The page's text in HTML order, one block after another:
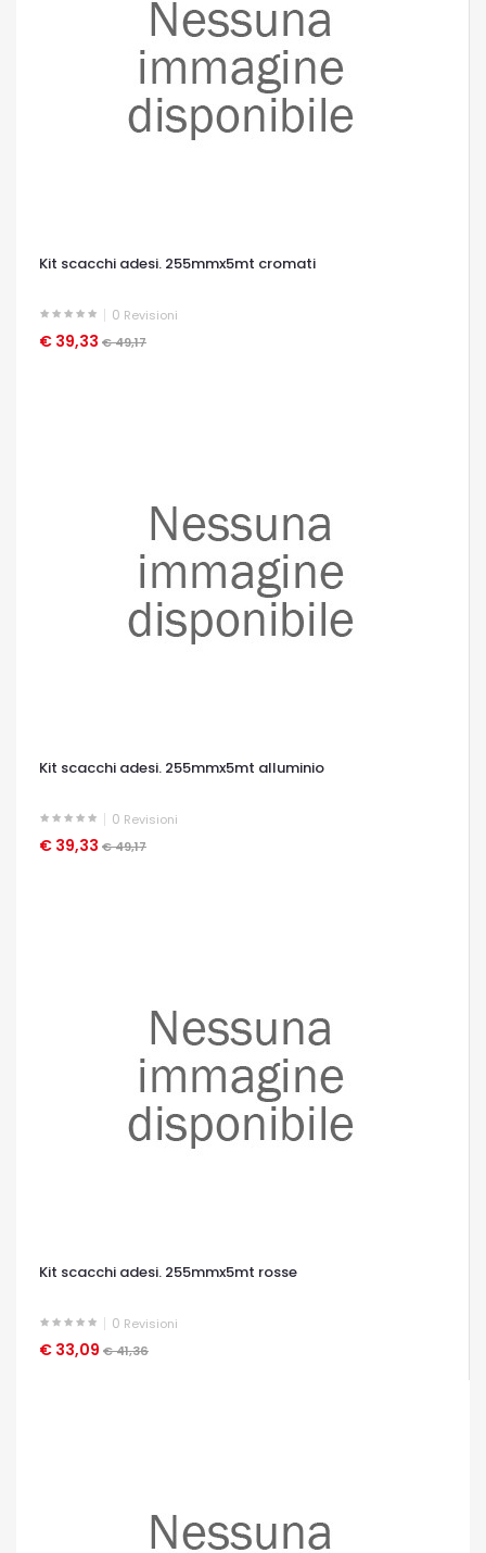
Kit scacchi adesi. 255mmx5mt cromati
0 Revisioni
€ 39,33 € 49,17
OCCHIATA VELOCE
Kit scacchi adesi. 255mmx5mt alluminio
0 Revisioni
€ 39,33 € 49,17
OCCHIATA VELOCE
Kit scacchi adesi. 255mmx5mt rosse
0 Revisioni
€ 33,09 € 41,36
OCCHIATA VELOCE